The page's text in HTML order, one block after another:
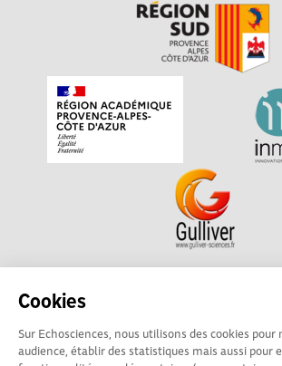
Cookies
Sur Echosciences, nous utilisons des cookies
audience, établir des statistiques mais aussi pour
Echosciences Sud Provence-Alpes-Côte
académique pour la Recherche et
Alpes-Côte d'Azur. La plateforme est mise